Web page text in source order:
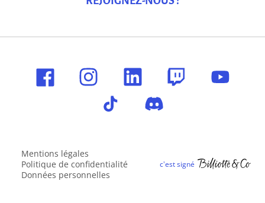
Mentions légales
Politique de confidentialité
Données personnelles